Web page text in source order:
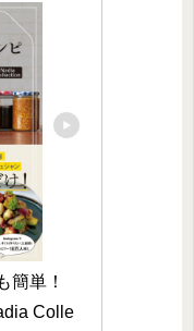
簡単！
Colle